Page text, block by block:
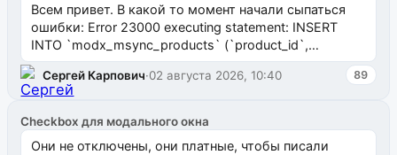
Всем привет. В какой то момент начали сыпаться
ошибки: Error 23000 executing statement: INSERT
INTO `modx_msync_products` (`product_id`,
`uuid_1c`) VALUES ...
Сергей Карпович·02 августа 2026, 10:40 89
Checkbox для модального окна
Они не отключены, они платные, чтобы писали